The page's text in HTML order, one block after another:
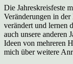
Die Jahreskreisfeste
Veränderungen in
verändert und lernen
auch unsere anderen
Ideen von mehreren
mich über weitere